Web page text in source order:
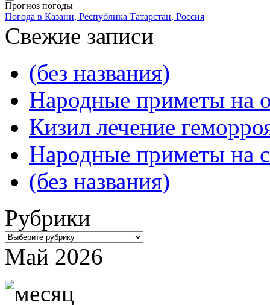
Прогноз погоды
Погода в Казани, Республика Татарстан, Россия
Свежие записи
(без названия)
Народные приметы на
Кизил лечение
Народные приметы на
(без названия)
Рубрики
Рубрики
Май 2026